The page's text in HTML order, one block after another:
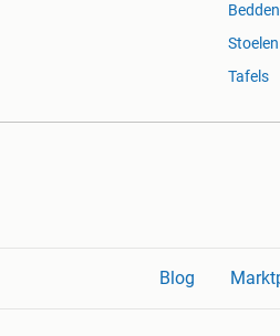
Bedden
Stoelen
Tafels
Blog